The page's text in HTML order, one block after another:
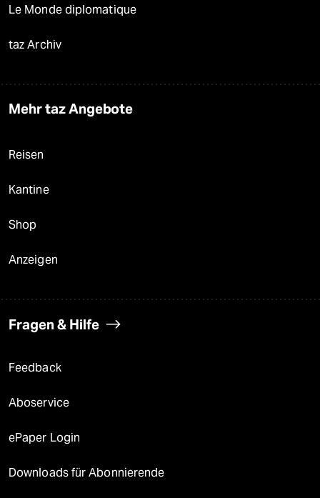
Le Monde diplomatique
taz Archiv
Mehr taz Angebote
Reisen
Kantine
Shop
Anzeigen
Fragen & Hilfe
Feedback
Aboservice
ePaper Login
Downloads für Abonnierende